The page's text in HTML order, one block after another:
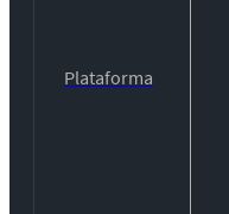
Plataforma